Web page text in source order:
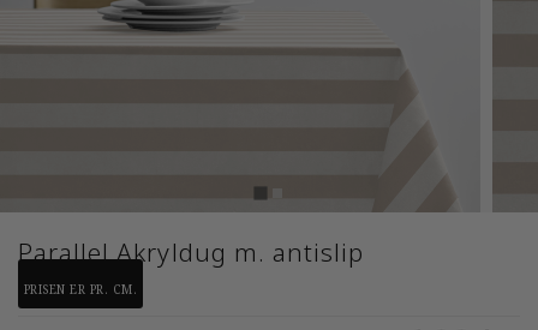
Parallel Akryldug m. antislip
PRISEN ER PR. CM.